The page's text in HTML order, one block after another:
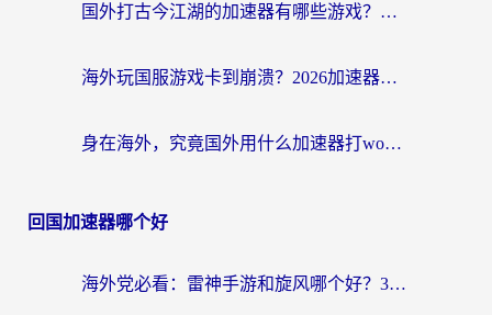
国外打古今江湖的加速器有哪些游戏？一个海外玩家的终极选择指南
海外玩国服游戏卡到崩溃？2026加速器免费推荐+实用指南（亲测有效）
身在海外，究竟国外用什么加速器打wow好？
回国加速器哪个好
海外党必看：雷神手游和旋风哪个好？3分钟选对回国加速器，无缝刷国内剧玩游戏